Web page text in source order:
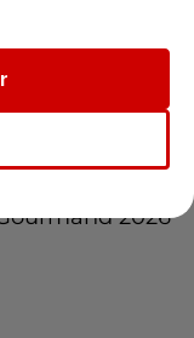
the Show à
2026